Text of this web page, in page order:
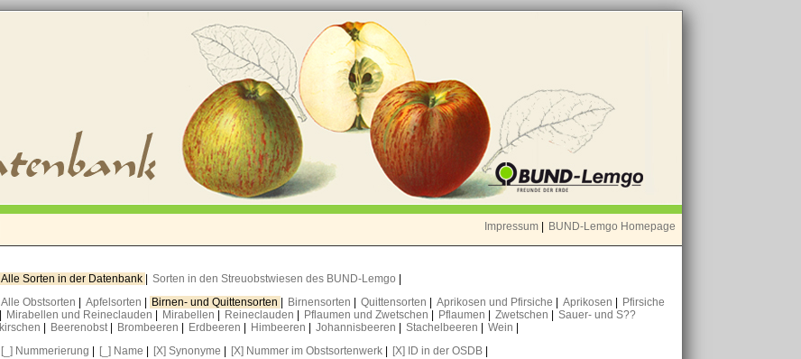
Impressum BUND-Lemgo Homepage
Alle Sorten in der Datenbank Sorten in den Streuobstwiesen des BUND-Lemgo
Alle Obstsorten
Apfelsorten Birnen- und Quittensorten Birnensorten Quittensorten Aprikosen und Pfirsiche Aprikosen
Pfirsiche
Mirabellen und Reineclauden Mirabellen Reineclauden Pflaumen und Zwetschen Pflaumen Zwetschen
Sauer- und S??
kirschen
Beerenobst Brombeeren Erdbeeren Himbeeren Johannisbeeren Stachelbeeren Wein
[_] Nummerierung
[_] Name [X] Synonyme [X] Nummer im Obstsortenwerk [X] ID in der OSDB